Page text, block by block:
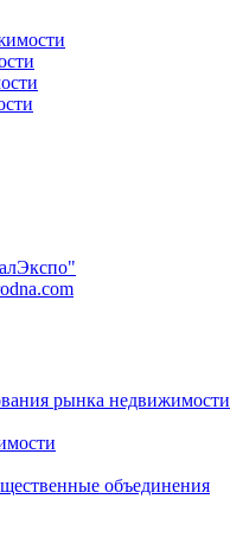
рынка недвижимости
объединения